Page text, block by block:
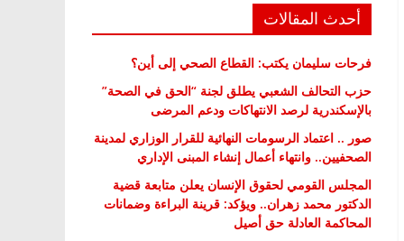
أحدث المقالات
فرحات سليمان يكتب: القطاع الصحي إلى أين؟
حزب التحالف الشعبي يطلق لجنة “الحق في الصحة”
بالإسكندرية لرصد الانتهاكات ودعم المرضى
صور .. اعتماد الرسومات النهائية للقرار الوزاري لمدينة
الصحفيين.. وانتهاء أعمال إنشاء المبنى الإداري
المجلس القومي لحقوق الإنسان يعلن متابعة قضية
الدكتور محمد زهران.. ويؤكد: قرينة البراءة وضمانات
المحاكمة العادلة حق أصيل